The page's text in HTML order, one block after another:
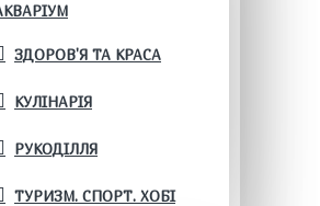
ЗДОРОВ'Я ТА КРАСА
КУЛІНАРІЯ
РУКОДІЛЛЯ
ТУРИЗМ. СПОРТ. ХОБІ